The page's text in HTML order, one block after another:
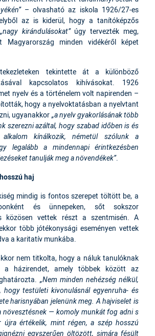
– olvasható az iskola 1926/27-es
az is kiderül, hogy a tanítóképzős
„nagy kirándulásokat” úgy tervezték meg,
minden vidékéről képet
tekintette át a különböző
kapcsolatos kihívásokat. 1926
nyelv és a történelem volt napirenden –
hogy a nyelvoktatásban a nyelvtant
ugyanakkor „a nyelv gyakorlásának több
szerezni azáltal, hogy szabad időben is és
alkalom kínálkozik, németül szólunk a
legalább a mindennapi érintkezésben
tanulják meg a növendékek”.
haj
mindig is fontos szerepet töltött be, a
és ünnepeken, sőt sokszor
közösen vettek részt a szentmisén. A
több jótékonysági eseményen vettek
a karitatív munkába.
nem titkolta, hogy a náluk tanulóknak
a házirendet, amely többek között az
„Nem minden nehézség nélkül,
hogy testületi kivonulásnál egyenruha- és
harisnyában jelenünk meg. A hajviselet is
növesztésnek — komoly munkát fog adni s
újra értékelik, mint régen, a szép hosszú
egyszerűen öltözött, simára fésült